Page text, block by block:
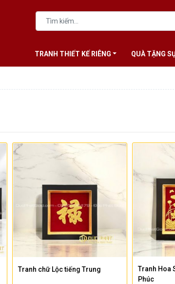
TRANH THIẾT KẾ RIÊNG QUÀ TẶNG
Tranh chữ Lộc tiếng Trung
Tranh Hoa
Phúc